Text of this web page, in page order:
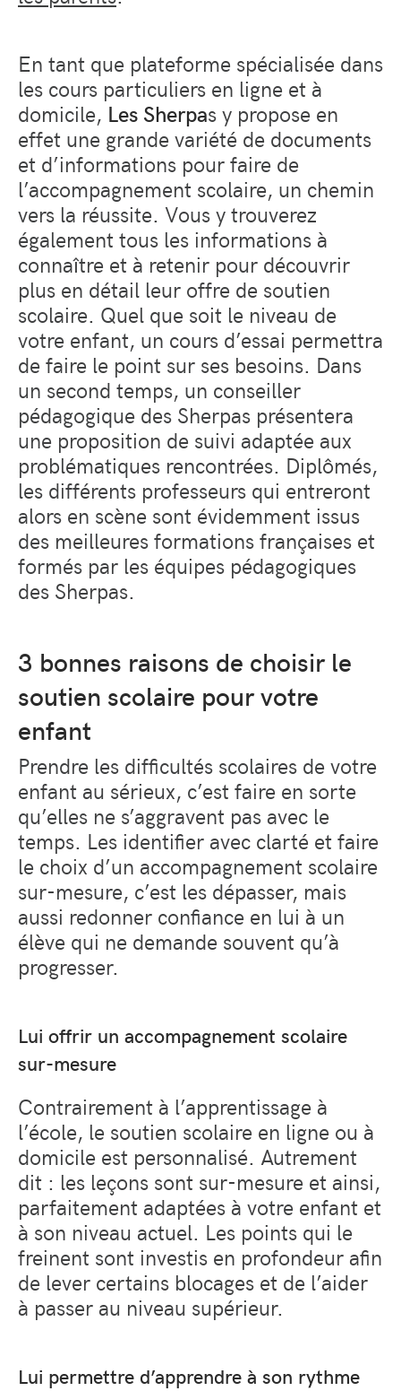
En tant que plateforme spécialisée dans
les cours particuliers en ligne et à
domicile, Les Sherpas y propose en
effet une grande variété de documents
et d’informations pour faire de
l’accompagnement scolaire, un chemin
vers la réussite. Vous y trouverez
également tous les informations à
connaître et à retenir pour découvrir
plus en détail leur offre de soutien
scolaire. Quel que soit le niveau de
votre enfant, un cours d’essai permettra
de faire le point sur ses besoins. Dans
un second temps, un conseiller
pédagogique des Sherpas présentera
une proposition de suivi adaptée aux
problématiques rencontrées. Diplômés,
les différents professeurs qui entreront
alors en scène sont évidemment issus
des meilleures formations françaises et
formés par les équipes pédagogiques
des Sherpas.
3 bonnes raisons de choisir le
soutien scolaire pour votre
enfant
Prendre les difficultés scolaires de votre
enfant au sérieux, c’est faire en sorte
qu’elles ne s’aggravent pas avec le
temps. Les identifier avec clarté et faire
le choix d’un accompagnement scolaire
sur-mesure, c’est les dépasser, mais
aussi redonner confiance en lui à un
élève qui ne demande souvent qu’à
progresser.
Lui offrir un accompagnement scolaire
sur-mesure
Contrairement à l’apprentissage à
l’école, le soutien scolaire en ligne ou à
domicile est personnalisé. Autrement
dit : les leçons sont sur-mesure et ainsi,
parfaitement adaptées à votre enfant et
à son niveau actuel. Les points qui le
freinent sont investis en profondeur afin
de lever certains blocages et de l’aider
à passer au niveau supérieur.
Lui permettre d’apprendre à son rythme